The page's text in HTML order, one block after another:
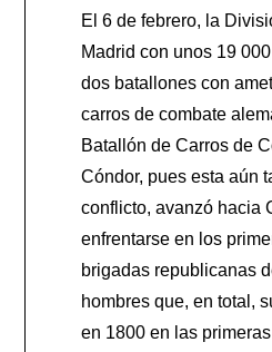
El 6 de febrero, la
Madrid con unos 19
dos batallones con
carros de combate
Batallón de Carros de
Cóndor, pues esta aún
conflicto, avanzó hacia
enfrentarse en los
brigadas republicanas
hombres que, en total,
en 1800 en las